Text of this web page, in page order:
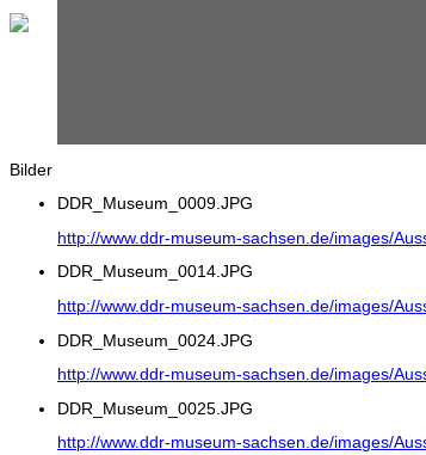
Bilder
DDR_Museum_0009.JPG
http://www.ddr-museum-sachsen.de/images/
DDR_Museum_0014.JPG
http://www.ddr-museum-sachsen.de/images/
DDR_Museum_0024.JPG
http://www.ddr-museum-sachsen.de/images/
DDR_Museum_0025.JPG
http://www.ddr-museum-sachsen.de/images/